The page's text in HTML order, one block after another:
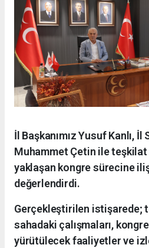
İl Başkanımız Yusuf Kanlı,
Muhammet Çetin ile teşkilat
yaklaşan kongre sürecine
değerlendirdi.
Gerçekleştirilen istişarede;
sahadaki çalışmaları,
yürütülecek faaliyetler ve